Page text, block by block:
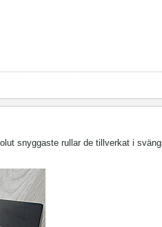
snyggaste rullar de tillverkat i